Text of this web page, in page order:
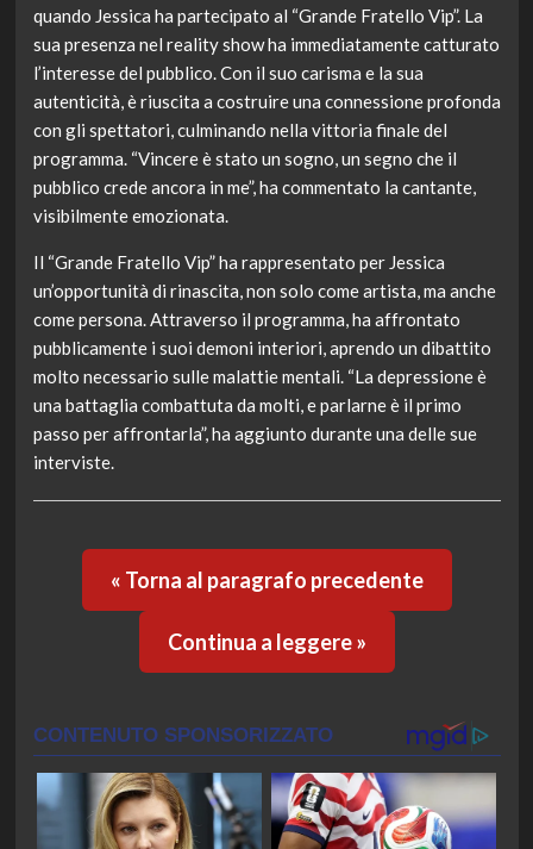
quando Jessica ha partecipato al “Grande Fratello Vip”. La
sua presenza nel reality show ha immediatamente catturato
l’interesse del pubblico. Con il suo carisma e la sua
autenticità, è riuscita a costruire una connessione profonda
con gli spettatori, culminando nella vittoria finale del
programma. “Vincere è stato un sogno, un segno che il
pubblico crede ancora in me”, ha commentato la cantante,
visibilmente emozionata.
Il “Grande Fratello Vip” ha rappresentato per Jessica
un’opportunità di rinascita, non solo come artista, ma anche
come persona. Attraverso il programma, ha affrontato
pubblicamente i suoi demoni interiori, aprendo un dibattito
molto necessario sulle malattie mentali. “La depressione è
una battaglia combattuta da molti, e parlarne è il primo
passo per affrontarla”, ha aggiunto durante una delle sue
interviste.
« Torna al paragrafo precedente
Continua a leggere »